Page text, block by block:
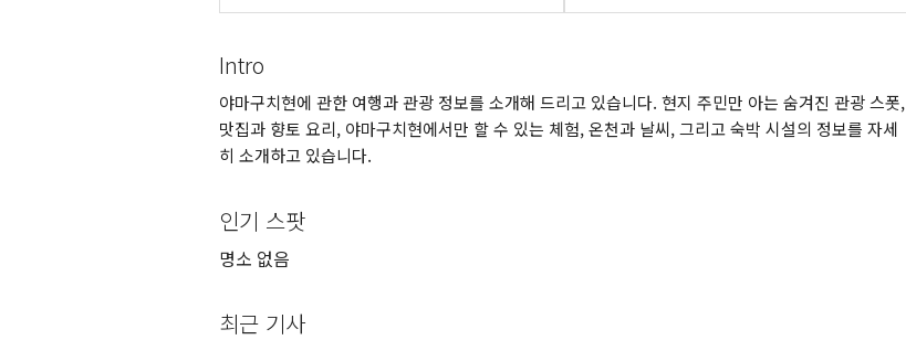
Intro
야마구치현에 관한 여행과 관광 정보를 소개해 드리고 있습니다. 현지 주민만 아는 숨겨진 관광 스폿,
맛집과 향토 요리, 야마구치현에서만 할 수 있는 체험, 온천과 날씨, 그리고 숙박 시설의 정보를 자세
히 소개하고 있습니다.
인기 스팟
명소 없음
최근 기사